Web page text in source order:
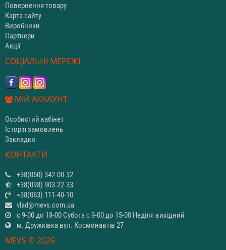
Повернення товару
Карта сайту
Виробники
Партнери
Акції
СОЦІАЛЬНІ МЕРЕЖІ
МІЙ АККАУНТ
Особистий кабінет
Історія замовлень
Закладки
КОНТАКТИ
+38(050) 342-00-32
+38(098) 903-22-33
=38(063) 111-40-10
vlad@mevs.com.ua
с 9-00 до 18-00 Субота с 9-00 до 15-00 Неділя вихідний
м. Дружківка вул. Космонавтів 27
MEVS © 2026